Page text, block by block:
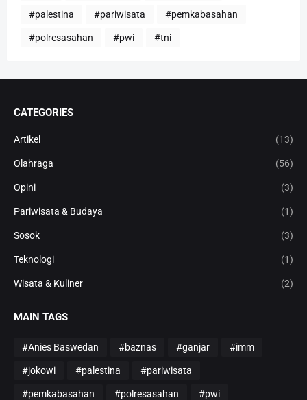
#palestina #pariwisata #pemkabasahan
#polresasahan #pwi #tni
CATEGORIES
Artikel (13)
Olahraga (56)
Opini (3)
Pariwisata & Budaya (1)
Sosok (3)
Teknologi (1)
Wisata & Kuliner (2)
MAIN TAGS
#Anies Baswedan #baznas #ganjar #imm
#jokowi #palestina #pariwisata
#pemkabasahan #polresasahan #pwi